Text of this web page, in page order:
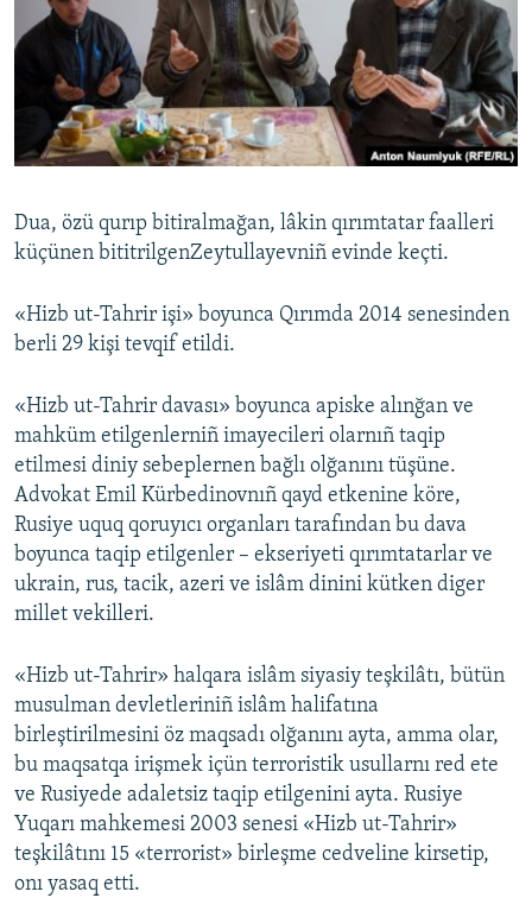
Dua, özü qurıp bitiralmağan, lâkin qırımtatar faalleri
küçünen bititrilgenZeytullayevniñ evinde keçti.
«Hizb ut-Tahrir işi» boyunca Qırımda 2014 senesinden
berli 29 kişi tevqif etildi.
«Hizb ut-Tahrir davası» boyunca apiske alınğan ve
mahküm etilgenlerniñ imayecileri olarnıñ taqip
etilmesi diniy sebeplernen bağlı olğanını tüşüne.
Advokat Emil Kürbedinovnıñ qayd etkenine köre,
Rusiye uquq qoruyıcı organları tarafından bu dava
boyunca taqip etilgenler – ekseriyeti qırımtatarlar ve
ukrain, rus, tacik, azeri ve islâm dinini kütken diger
millet vekilleri.
«Hizb ut-Tahrir» halqara islâm siyasiy teşkilâtı, bütün
musulman devletleriniñ islâm halifatına
birleştirilmesini öz maqsadı olğanını ayta, amma olar,
bu maqsatqa irişmek içün terroristik usullarnı red ete
ve Rusiyede adaletsiz taqip etilgenini ayta. Rusiye
Yuqarı mahkemesi 2003 senesi «Hizb ut-Tahrir»
teşkilâtını 15 «terrorist» birleşme cedveline kirsetip,
onı yasaq etti.